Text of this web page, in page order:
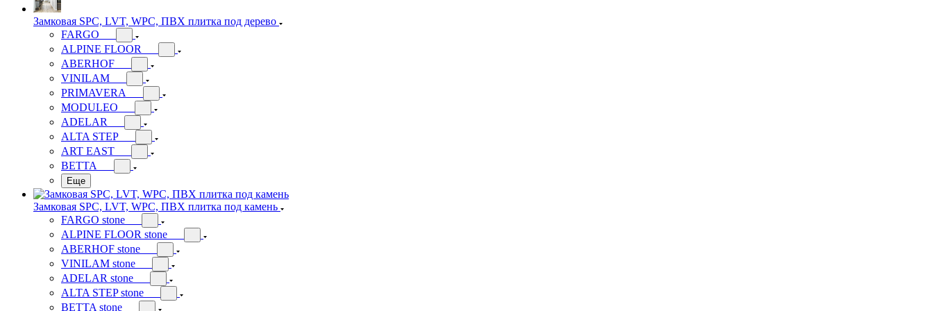
Замковая SPC, LVT, WPC, ПВХ плитка под дерево
FARGO
ALPINE FLOOR
ABERHOF
VINILAM
PRIMAVERA
MODULEO
ADELAR
ALTA STEP
ART EAST
BETTA
Еще
Замковая SPC, LVT, WPC, ПВХ плитка под камень
FARGO stone
ALPINE FLOOR stone
ABERHOF stone
VINILAM stone
ADELAR stone
ALTA STEP stone
BETTA stone